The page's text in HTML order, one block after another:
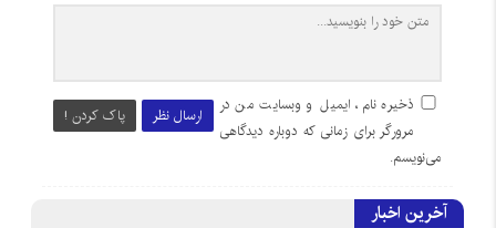
ارسال نظر پاک کردن !
ذخیره نام، ایمیل و وبسایت من در
مرورگر برای زمانی که دوباره دیدگاهی
می‌نویسم.
آخرین اخبار